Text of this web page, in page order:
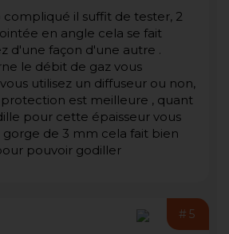
il suffit de tester, 2
en angle cela se fait
d'une façon d'une autre .
le débit de gaz vous
utilisez un diffuseur ou non,
est meilleure , quant
pour cette épaisseur vous
gorge de 3 mm cela fait bien
pouvoir godiller
#5